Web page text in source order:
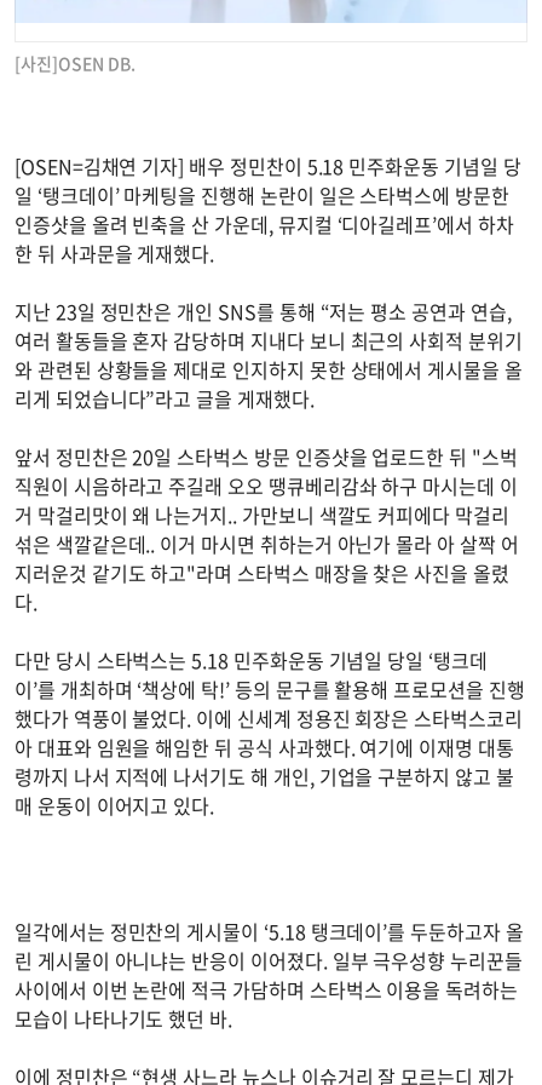
[사진]OSEN DB.
[OSEN=김채연 기자] 배우 정민찬이 5.18 민주화운동 기념일 당
일 ‘탱크데이’ 마케팅을 진행해 논란이 일은 스타벅스에 방문한
인증샷을 올려 빈축을 산 가운데, 뮤지컬 ‘디아길레프’에서 하차
한 뒤 사과문을 게재했다.
지난 23일 정민찬은 개인 SNS를 통해 “저는 평소 공연과 연습,
여러 활동들을 혼자 감당하며 지내다 보니 최근의 사회적 분위기
와 관련된 상황들을 제대로 인지하지 못한 상태에서 게시물을 올
리게 되었습니다”라고 글을 게재했다.
앞서 정민찬은 20일 스타벅스 방문 인증샷을 업로드한 뒤 "스벅
직원이 시음하라고 주길래 오오 땡큐베리감솨 하구 마시는데 이
거 막걸리맛이 왜 나는거지.. 가만보니 색깔도 커피에다 막걸리
섞은 색깔같은데.. 이거 마시면 취하는거 아닌가 몰라 아 살짝 어
지러운것 같기도 하고"라며 스타벅스 매장을 찾은 사진을 올렸
다.
다만 당시 스타벅스는 5.18 민주화운동 기념일 당일 ‘탱크데
이’를 개최하며 ‘책상에 탁!’ 등의 문구를 활용해 프로모션을 진행
했다가 역풍이 불었다. 이에 신세계 정용진 회장은 스타벅스코리
아 대표와 임원을 해임한 뒤 공식 사과했다. 여기에 이재명 대통
령까지 나서 지적에 나서기도 해 개인, 기업을 구분하지 않고 불
매 운동이 이어지고 있다.
일각에서는 정민찬의 게시물이 ‘5.18 탱크데이’를 두둔하고자 올
린 게시물이 아니냐는 반응이 이어졌다. 일부 극우성향 누리꾼들
사이에서 이번 논란에 적극 가담하며 스타벅스 이용을 독려하는
모습이 나타나기도 했던 바.
이에 정민찬은 “현생 사느라 뉴스나 이슈거리 잘 모르는디 제가